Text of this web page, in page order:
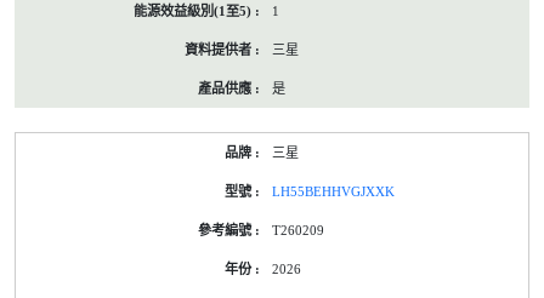
1
三星
是
三星
LH55BEHHVGJXXK
T260209
2026